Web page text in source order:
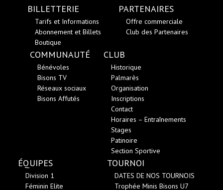
BILLETTERIE
Tarifs et Informations
Abonnement et Billets
Boutique
PARTENAIRES
Offre commerciale
Club des Partenaires
COMMUNAUTÉ
Bénévoles
Bisons TV
Réseaux sociaux
Bisons Affutés
CLUB
Historique
Palmarès
Organisation
Inscriptions
Contact
Horaires – Entraînements
Stages
Patinoire
Section Sportive
ÉQUIPES
Division 1
Féminin Elite
TOURNOI
DATES DE NOS TOURNOIS
Trophée Minis Bisons U7